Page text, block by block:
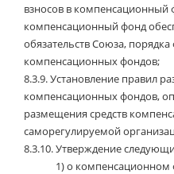
взносов в
компенсационный фонд
обязательств Союза,
компенсационных фондов;
8.3.9.Установление правил
компенсационных фондов,
размещения средств
саморегулируемой
8.3.10.Утверждение
1)о компенсационном